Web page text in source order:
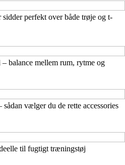
perfekt over både trøje og t-
balance mellem rum, rytme og
vælger du de rette accessories
til fugtigt træningstøj